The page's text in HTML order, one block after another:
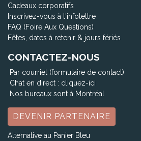
Cadeaux corporatifs
Inscrivez-vous à l'infolettre
FAQ (Foire Aux Questions)
Fêtes, dates à retenir & jours fériés
CONTACTEZ-NOUS
Par courriel (formulaire de contact)
Chat en direct : cliquez-ici
Nos bureaux sont à Montréal
DEVENIR PARTENAIRE
Alternative au Panier Bleu